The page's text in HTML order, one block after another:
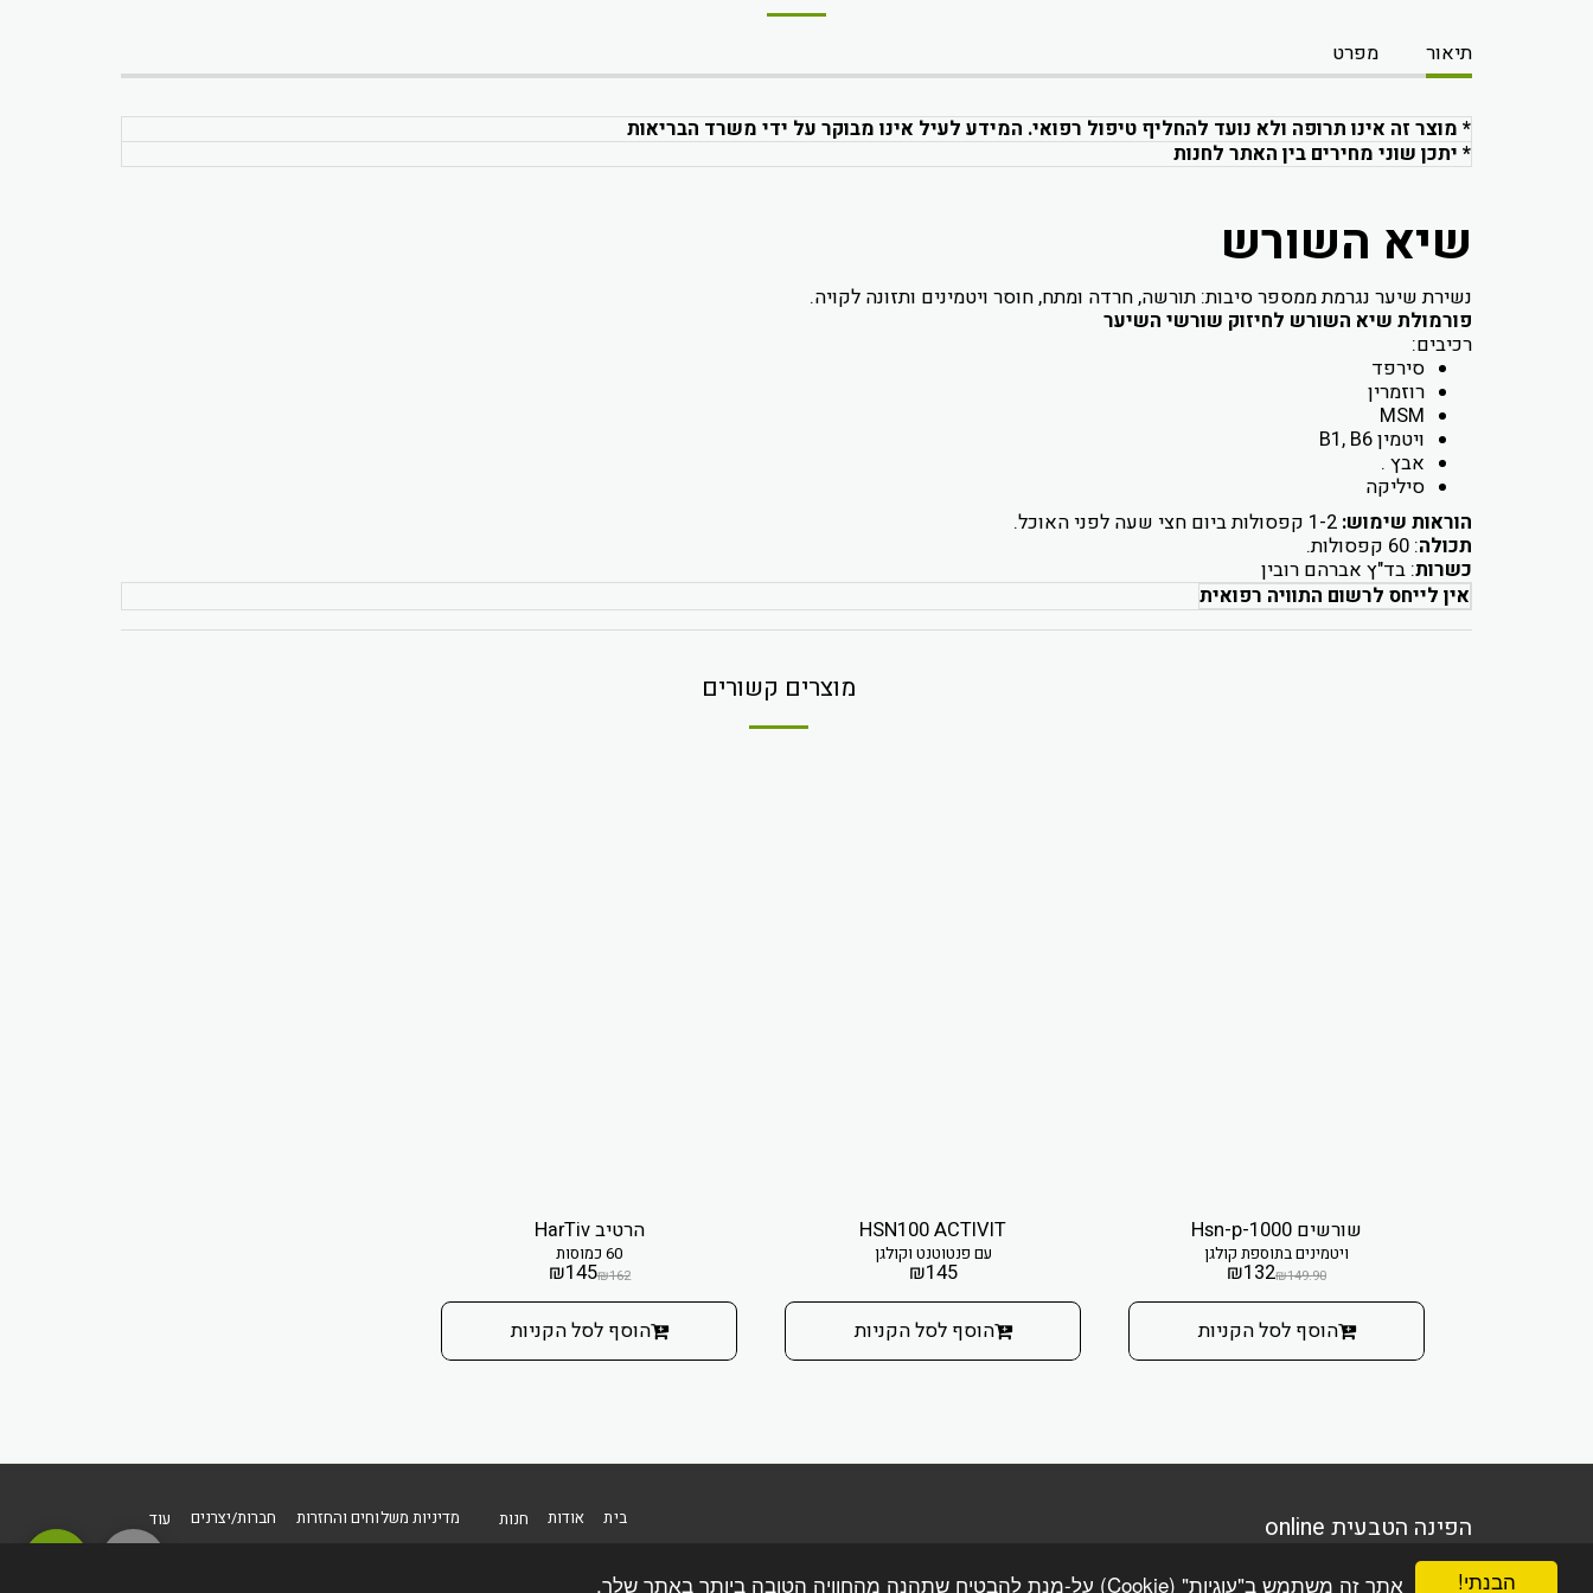
הבנתי! אתר זה משתמש ב"עוגיות" (Cookie) על-מנת להבטיח שתהנה מהחוויה הטובה ביותר באתר שלך.
תיאור מפרט
* מוצר זה אינו תרופה ולא נועד להחליף טיפול רפואי. המידע לעיל אינו מבוקר על ידי משרד הבריאות
* יתכן שוני מחירים בין האתר לחנות
שיא השורש
נשירת שיער נגרמת ממספר סיבות: תורשה, חרדה ומתח, חוסר ויטמינים ותזונה לקויה.
פורמולת שיא השורש לחיזוק שורשי השיער
רכיבים:
סירפד
רוזמרין
MSM
ויטמין B1, B6
אבץ .
סיליקה
הוראות שימוש:
תכולה: 60 קפסולות.
כשרות: בד"ץ אברהם רובין
אין לייחס לרשום התוויה רפואית
מוצרים קשורים
שורשים Hsn-p-1000
ויטמינים בתוספת קולגן
₪149.90
₪132
הוסף לסל הקניות
HSN100 ACTIVIT
עם פנטוטנט וקולגן
₪145
הוסף לסל הקניות
הרטיב HarTiv
60 כמוסות
₪162
₪145
הוסף לסל הקניות
הפינה הטבעית online
מדיניות משלוחים והחזרות
בית אודות חנות מדיניות משלוחים והחזרות חברות/יצרנים עוד